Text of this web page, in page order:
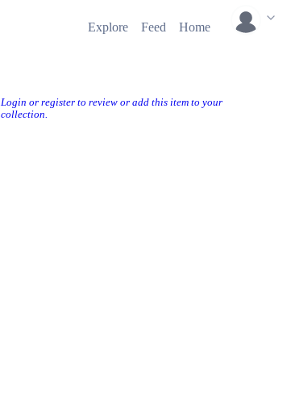
Explore Feed Home
Login or register to review or add this item to your
collection.